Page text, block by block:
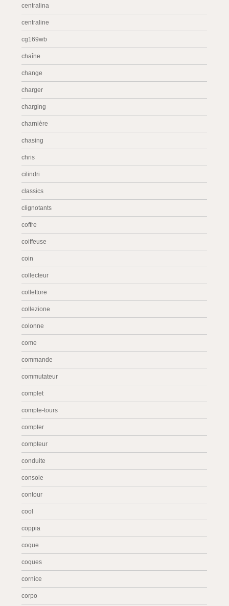
centralina
centraline
cg169wb
chaîne
change
charger
charging
charnière
chasing
chris
cilindri
classics
clignotants
coffre
coiffeuse
coin
collecteur
collettore
collezione
colonne
come
commande
commutateur
complet
compte-tours
compter
compteur
conduite
console
contour
cool
coppia
coque
coques
cornice
corpo